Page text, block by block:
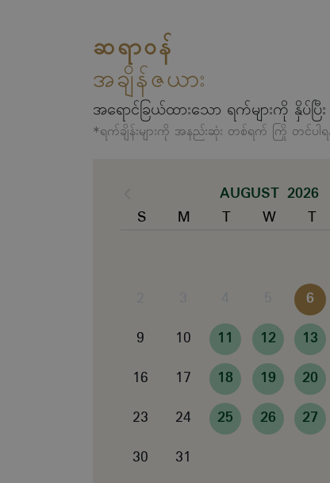
ဆရာဝန်
အချိန်ဇယား
အရောင်ခြယ်ထားသော ရက်များကို နှိပ်ပ
*ရက်ချိန်းများကို အနည်းဆုံး တစ်ရက် ကြို တင်ပါရ
AUGUST 2026
S
M T W T
6
9
10 11 12 13
16
17 18 19 20
23
24 25 26 27
30
31